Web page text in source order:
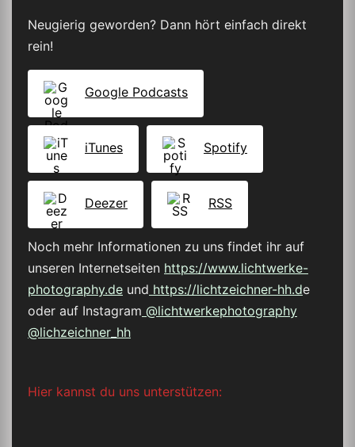
Neugierig geworden? Dann hört einfach direkt
rein!
Google Podcasts
iTunes Spotify
Deezer RSS
Noch mehr Informationen zu uns findet ihr auf
unseren Internetseiten https://www.lichtwerke-
photography.de und https://lichtzeichner-hh.de
oder auf Instagram @lichtwerkephotography
@lichzeichner_hh
Hier kannst du uns unterstützen: